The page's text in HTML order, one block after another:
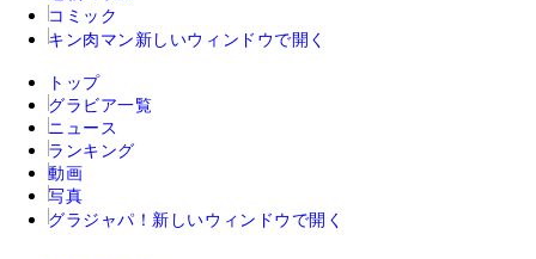
コミック
キン肉マン 新しいウィンドウで開く
トップ
グラビア一覧
ニュース
ランキング
動画
写真
グラジャパ！ 新しいウィンドウで開く